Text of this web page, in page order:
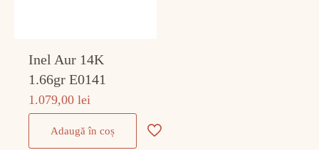
Inel Aur 14K
1.66gr E0141
1.079,00lei
Adaugă în coș